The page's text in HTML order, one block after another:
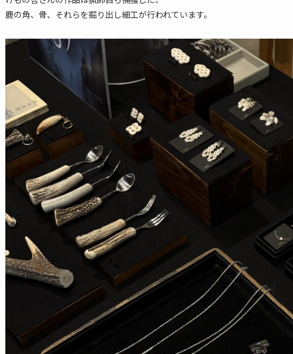
鹿の角、骨、それらを掘り出し細工が行われています。